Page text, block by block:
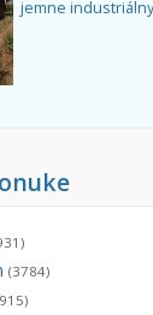
jemne
(3784)